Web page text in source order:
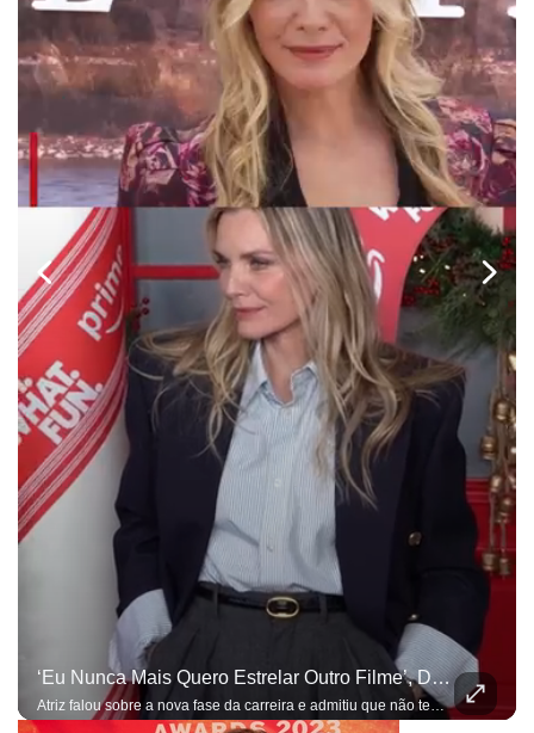
‘Eu Nunca Mais Quero Estrelar Outro Filme’, Dispara Michelle Pfeiffer
Atriz falou sobre a nova fase da carreira e admitiu que não tem interesse em voltar ao formato tradicional de protagonista no cinema